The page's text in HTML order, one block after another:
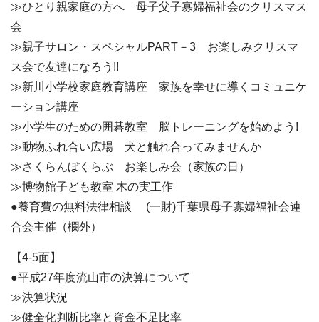
≫ひとり親家庭の方へ 母子父子寡婦福祉会のクリスマス
会
≫親子サロン・スペシャルPART－3 お楽しみクリスマ
ス会で友達になろう!!
≫新川小学校家庭教育講座 家族を幸せに導くコミュニケ
ーション講座
≫小学生のための囲碁教室 脳トレーニングを始めよう!
≫動物ふれ合い広場 犬と触れ合ってみませんか
≫さくらんぼくらぶ お楽しみ会（家族の日）
≫博物館子ども教室 木の実工作
●養育費の無料法律相談 (一財)千葉県母子寡婦福祉会連
合会主催（欄外）
【4-5面】
●平成27年度流山市の決算について
≫決算状況
≫健全化判断比率と資金不足比率